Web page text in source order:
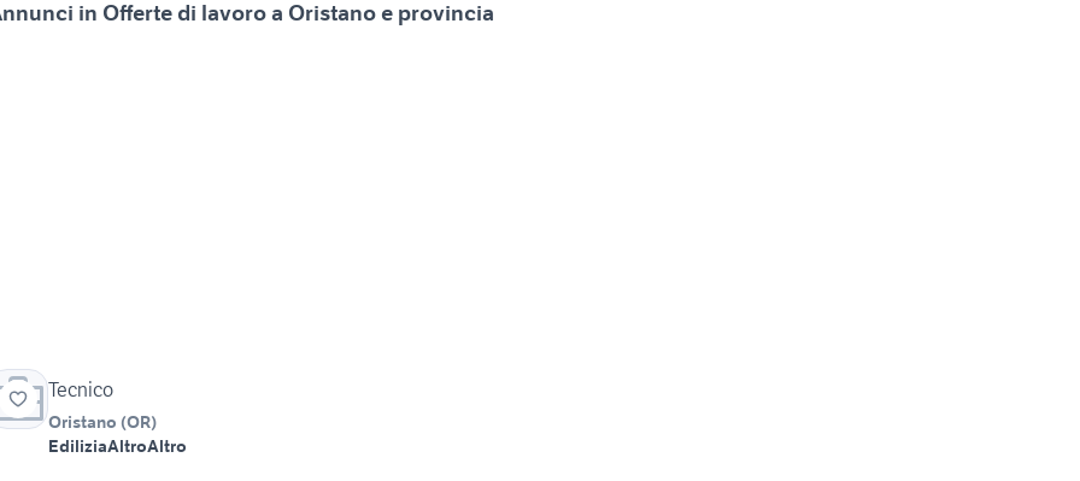
in Offerte di lavoro a Oristano e provincia
Tecnico
Oristano (OR)
EdiliziaAltroAltro